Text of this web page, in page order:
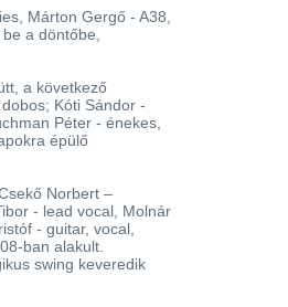
Márton Gergő - A38,
a döntőbe,
a következő
Kóti Sándor -
Péter - énekes,
épülő
Norbert –
- lead vocal, Molnár
- guitar, vocal,
ban alakult.
swing keveredik